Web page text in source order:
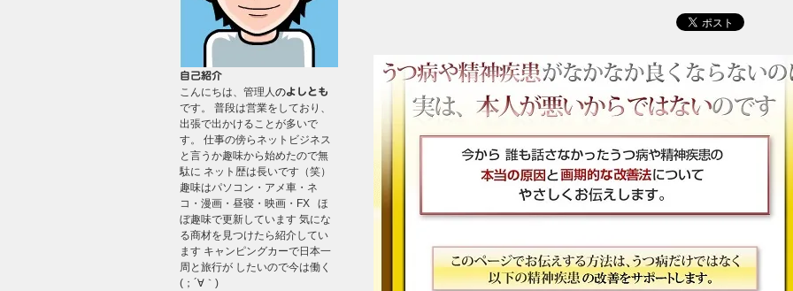
自己紹介
こんにちは、管理人のよしとも
です。 普段は営業をしており、
出張で出かけることが多いで
す。 仕事の傍らネットビジネス
と言うか趣味から始めたので無
駄に ネット歴は長いです（笑）
趣味はパソコン・アメ車・ネ
コ・漫画・昼寝・映画・FX ほ
ぼ趣味で更新しています 気にな
る商材を見つけたら紹介してい
ます キャンピングカーで日本一
周と旅行が したいので今は働く
(；´∀｀)